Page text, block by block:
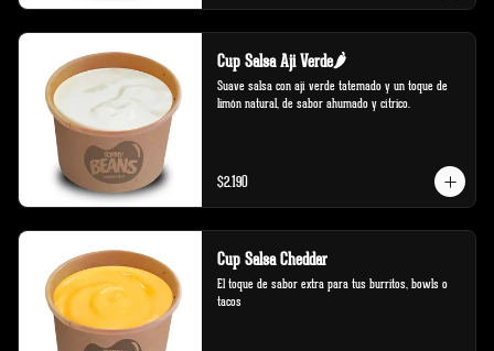
Cup Salsa Aji Verde🌶️
Suave salsa con ají verde tatemado y un toque de
limón natural, de sabor ahumado y cítrico.
$2.190
Cup Salsa Cheddar
El toque de sabor extra para tus burritos, bowls o
tacos